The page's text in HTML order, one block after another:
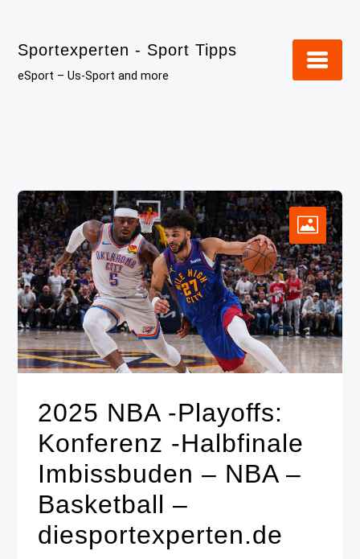
content
Sportexperten - Sport Tipps
eSport – Us-Sport and more
2025 NBA -Playoffs:
Konferenz -Halbfinale
Imbissbuden – NBA –
Basketball –
diesportexperten.de